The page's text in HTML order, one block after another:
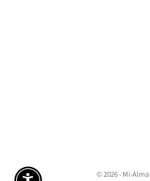
© 2026 - Mi-